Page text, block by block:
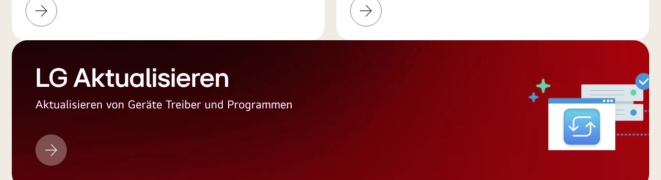
Informationen
Informationen
LG Aktualisieren
Aktualisieren von Geräte Treiber und Programmen
LG
Aktualisieren